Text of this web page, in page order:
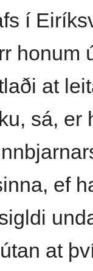
í
honum
at
sá, er
ef
at